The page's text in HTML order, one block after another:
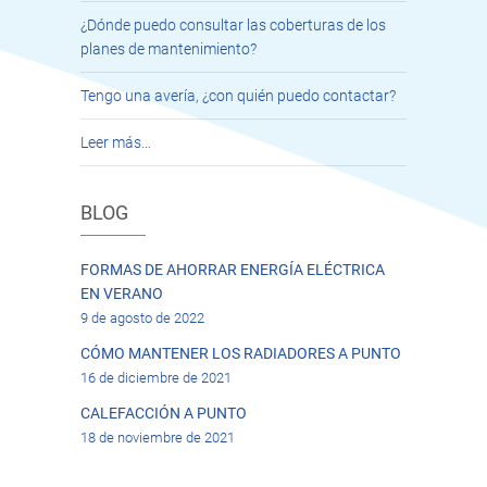
¿Dónde puedo consultar las coberturas de los
planes de mantenimiento?
Tengo una avería, ¿con quién puedo contactar?
Leer más…
BLOG
FORMAS DE AHORRAR ENERGÍA ELÉCTRICA
EN VERANO
9 de agosto de 2022
CÓMO MANTENER LOS RADIADORES A PUNTO
16 de diciembre de 2021
CALEFACCIÓN A PUNTO
18 de noviembre de 2021